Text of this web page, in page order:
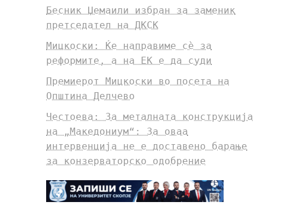
Бесник Џемаили избран за заменик
претседател на ДКСК
Мицкоски: Ќе направиме сè за
реформите, а на ЕК е да суди
Премиерот Мицкоски во посета на
Општина Делчево
Честоева: За металната конструкција
на „Македониум“: За оваа
интервенција не е доставено барање
за конзерваторско одобрение